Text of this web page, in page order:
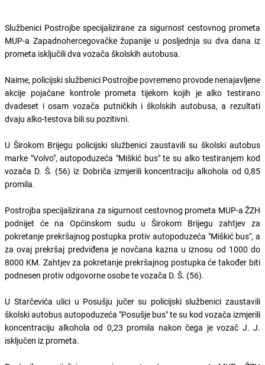
Službenici Postrojbe specijalizirane za sigurnost cestovnog prometa
MUP-a Zapadnohercegovačke županije u posljednja su dva dana iz
prometa isključili dva vozača školskih autobusa.
Naime, policijski službenici Postrojbe povremeno provode nenajavljene
akcije pojačane kontrole prometa tijekom kojih je alko testirano
dvadeset i osam vozača putničkih i školskih autobusa, a rezultati
dvaju alko-testova bili su pozitivni.
U Širokom Brijegu policijski službenici zaustavili su školski autobus
marke "Volvo", autopoduzeća "Miškić bus" te su alko testiranjem kod
vozača D. Š. (56) iz Dobriča izmjerili koncentraciju alkohola od 0,85
promila.
Postrojba specijalizirana za sigurnost cestovnog prometa MUP-a ŽZH
podnijet će na Općinskom sudu u Širokom Brijegu zahtjev za
pokretanje prekršajnog postupka protiv autopoduzeća "Miškić bus", a
za ovaj prekršaj predviđena je novčana kazna u iznosu od 1000 do
8000 KM. Zahtjev za pokretanje prekršajnog postupka će također biti
podnesen protiv odgovorne osobe te vozača D. Š. (56).
U Starčevića ulici u Posušju jučer su policijski službenici zaustavili
školski autobus autopoduzeća "Posušje bus" te su kod vozača izmjerili
koncentraciju alkohola od 0,23 promila nakon čega je vozač J. J.
isključen iz prometa.